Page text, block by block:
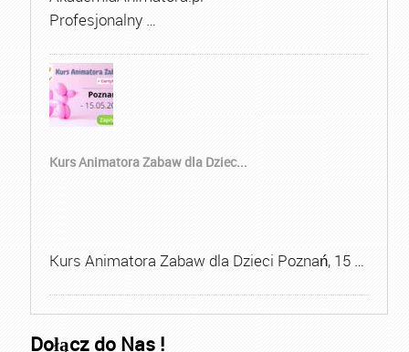
Profesjonalny …
Kurs Animatora Zabaw dla Dziec...
Kurs Animatora Zabaw dla Dzieci Poznań, 15 …
Dołącz do Nas !